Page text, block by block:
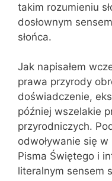
takim rozumieniu
dosłownym
słońca.
Jak napisałem
prawa przyrody
doświadczenie,
później wszelakie
przyrodniczych.
odwoływanie się
Pisma Świętego i
literalnym sensem